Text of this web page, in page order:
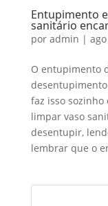
Entupimento
sanitário
por admin |
O entupimento
faz isso sozinho
limpar vaso
desentupir,
lembrar que o